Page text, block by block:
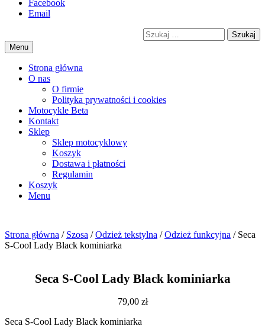
Przejdź
motorex
akcesoria motocyklowe
Facebook
Email
Szukaj
Menu
Strona główna
O nas
O firmie
Polityka prywatności i cookies
Motocykle Beta
Kontakt
Sklep
Sklep motocyklowy
Koszyk
Dostawa i płatności
Regulamin
Menu
Strona główna / Szosa /Odzież tekstylna /Odzież funkcyjna / Seca
S-Cool Lady Black kominiarka
Seca S-Cool Lady Black kominiarka
79,00 zł
Seca S-Cool Lady Black kominiarka